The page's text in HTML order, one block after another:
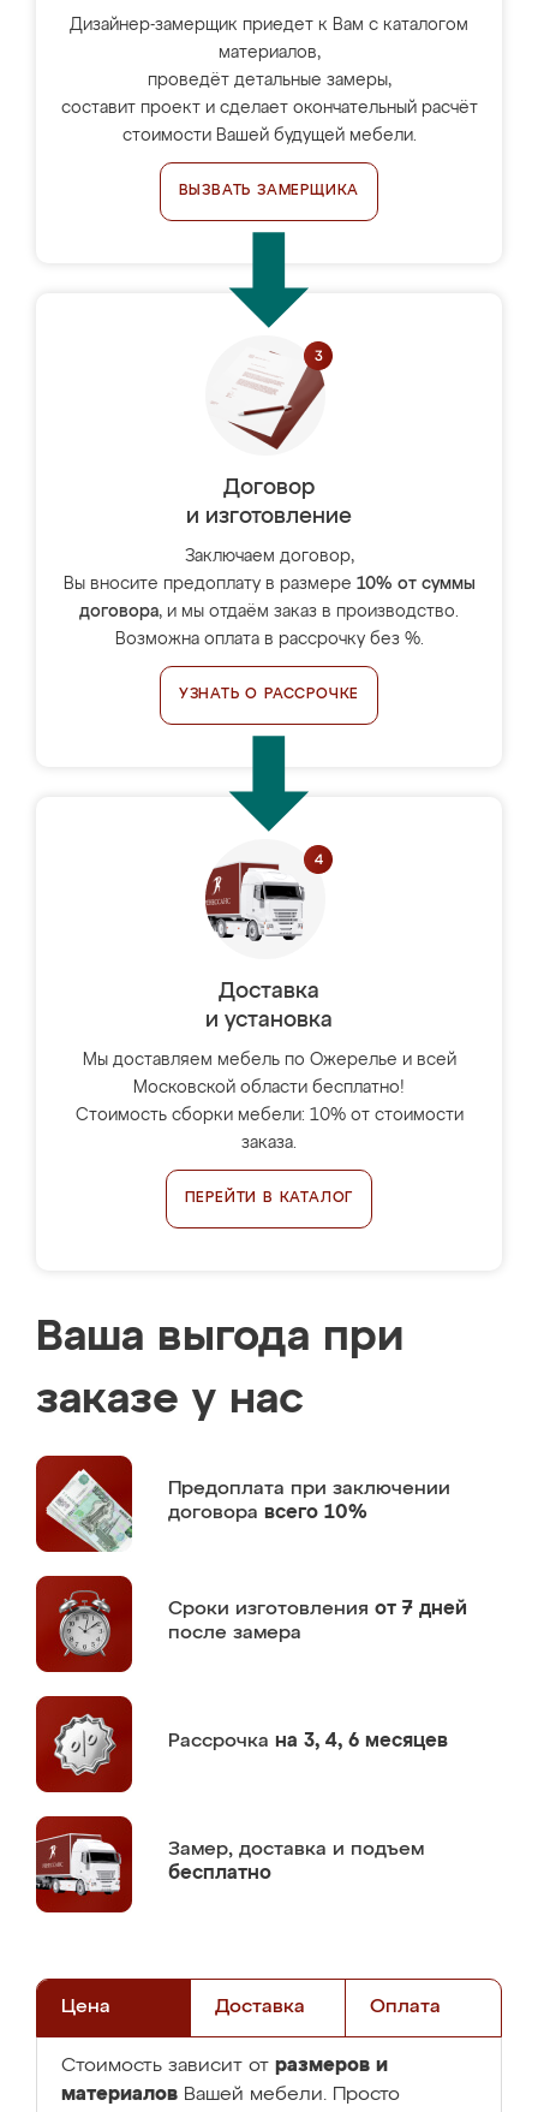
Дизайнер-замерщик приедет к Вам с каталогом
материалов,
проведёт детальные замеры,
составит проект и сделает окончательный расчёт
стоимости Вашей будущей мебели.
ВЫЗВАТЬ ЗАМЕРЩИКА
Договор
и изготовление
Заключаем договор,
Вы вносите предоплату в размере 10% от суммы
договора, и мы отдаём заказ в производство.
Возможна оплата в рассрочку без %.
УЗНАТЬ О РАССРОЧКЕ
Доставка
и установка
Мы доставляем мебель по Ожерелье и всей
Московской области бесплатно!
Стоимость сборки мебели: 10% от стоимости
заказа.
ПЕРЕЙТИ В КАТАЛОГ
Ваша выгода при
заказе у нас
Предоплата при заключении
договора всего 10%
Сроки изготовления от 7 дней
после замера
Рассрочка на 3, 4, 6 месяцев
Замер, доставка и подъем
бесплатно
Цена Доставка Оплата
Стоимость зависит от размеров и
материалов Вашей мебели. Просто